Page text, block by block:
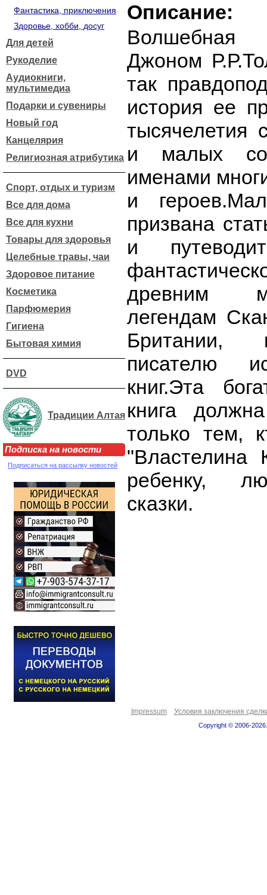
Фантастика, приключения
Здоровье, хобби, досуг
Для детей
Рукоделие
Аудиокниги,
мультимедиа
Подарки и сувениры
Новый год
Канцелярия
Религиозная атрибутика
Спорт, отдых и туризм
Все для дома
Все для кухни
Товары для здоровья
Целебные травы, чаи
Здоровое питание
Косметика
Парфюмерия
Гигиена
Бытовая химия
DVD
Традиции Алтая
Подписка на новости
Подписаться на рассылку новостей
Описание:
Волшебная
Джоном
так
история ее
тысячелетия
и малых
именами
и
призвана
и
древним
легендам
Британии,
писателю
книг.Эта
книга
только тем,
"Властелина
ребенку,
сказки.
Impressum Условия заключения
Copyright © 2006-